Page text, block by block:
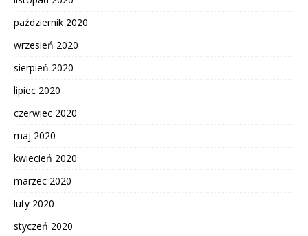
październik 2020
wrzesień 2020
sierpień 2020
lipiec 2020
czerwiec 2020
maj 2020
kwiecień 2020
marzec 2020
luty 2020
styczeń 2020